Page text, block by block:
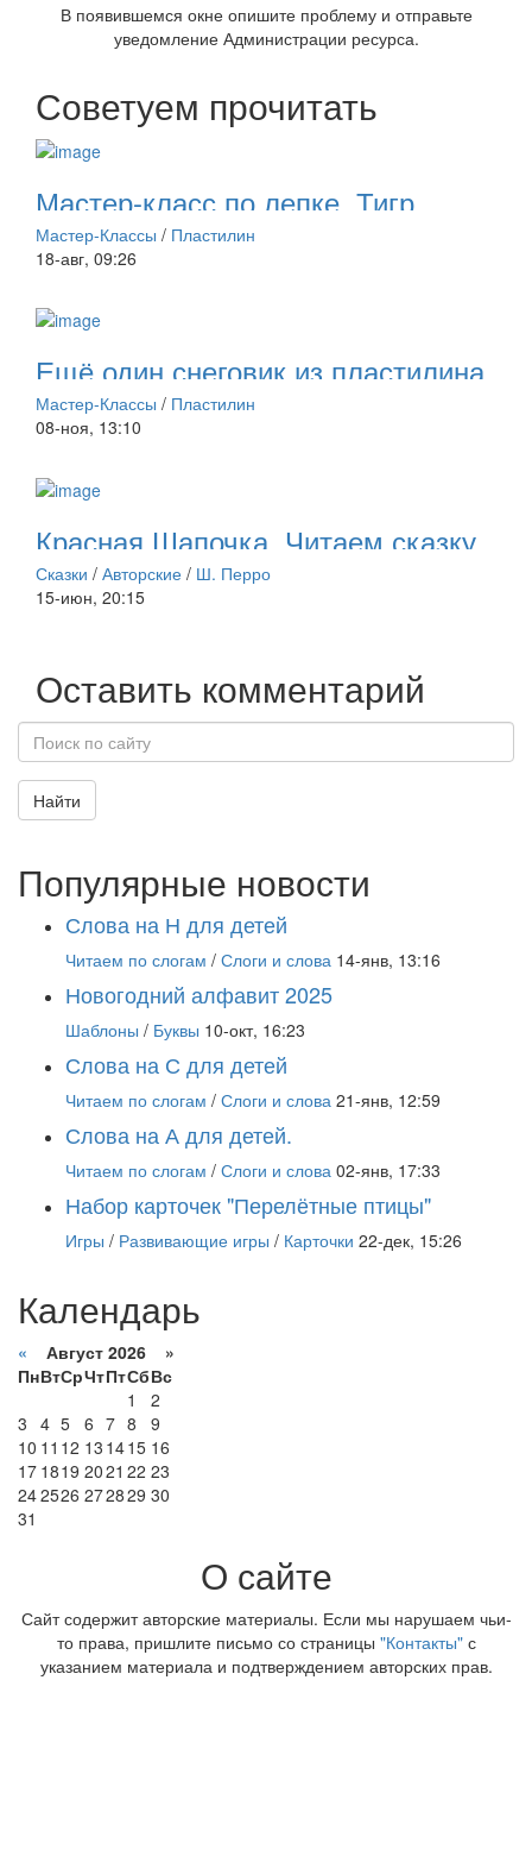
В появившемся окне опишите проблему и отправьте
уведомление Администрации ресурса.
Советуем прочитать
Мастер-класс по лепке. Тигр
Мастер-Классы / Пластилин
18-авг, 09:26
Ещё один снеговик из пластилина.
МК по лепке.
Мастер-Классы / Пластилин
08-ноя, 13:10
Красная Шапочка. Читаем сказку
по слогам
Сказки / Авторские / Ш. Перро
15-июн, 20:15
Оставить комментарий
Найти
Популярные новости
Слова на Н для детей
Читаем по слогам / Слоги и слова 14-янв, 13:16
Новогодний алфавит 2025
Шаблоны / Буквы 10-окт, 16:23
Слова на С для детей
Читаем по слогам / Слоги и слова 21-янв, 12:59
Слова на А для детей.
Читаем по слогам / Слоги и слова 02-янв, 17:33
Набор карточек "Перелётные птицы"
Игры / Развивающие игры / Карточки 22-дек, 15:26
Календарь
« Август 2026 »
ПнВтСрЧтПтСбВс
1
2
3 4 5 6 7 8
9
10 11 12 13 1415 16
17 1819 2021 22 23
242526 272829 30
31
О сайте
Сайт содержит авторские материалы. Если мы нарушаем чьи-
то права, пришлите письмо со страницы "Контакты"с
указанием материала и подтверждением авторских прав.